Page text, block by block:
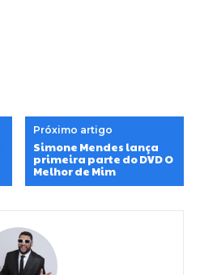
Próximo artigo
Simone Mendes lança
primeira parte do DVD O
Melhor de Mim